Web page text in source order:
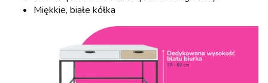
Miękkie, białe kółka